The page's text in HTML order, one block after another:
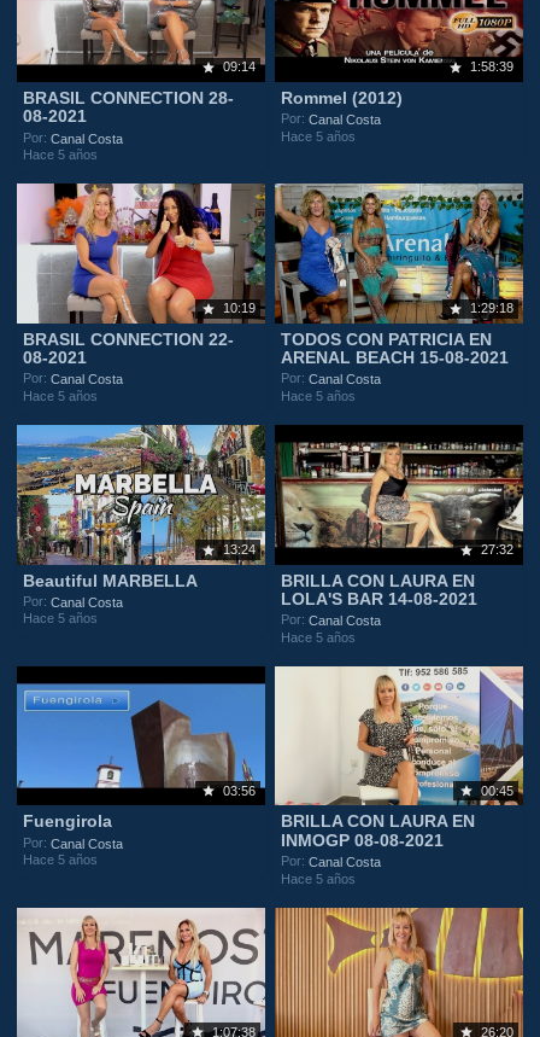
09:14
BRASIL CONNECTION 28-
08-2021
Por:Canal Costa
Hace 5 años
1:58:39
Rommel (2012)
Por:Canal Costa
Hace 5 años
10:19
BRASIL CONNECTION 22-
08-2021
Por:Canal Costa
Hace 5 años
1:29:18
TODOS CON PATRICIA EN
ARENAL BEACH 15-08-2021
Por:Canal Costa
Hace 5 años
13:24
Beautiful MARBELLA
Por:Canal Costa
Hace 5 años
27:32
BRILLA CON LAURA EN
LOLA'S BAR 14-08-2021
Por:Canal Costa
Hace 5 años
03:56
Fuengirola
Por:Canal Costa
Hace 5 años
00:45
BRILLA CON LAURA EN
INMOGP 08-08-2021
Por:Canal Costa
Hace 5 años
1:07:38 26:20